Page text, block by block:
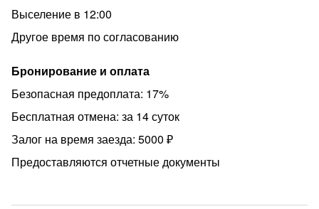
Выселение в 12:00
Другое время по согласованию
Бронирование и оплата
Безопасная предоплата: 17%
Бесплатная отмена: за 14 суток
Залог на время заезда: 5000 ₽
Предоставляются отчетные документы